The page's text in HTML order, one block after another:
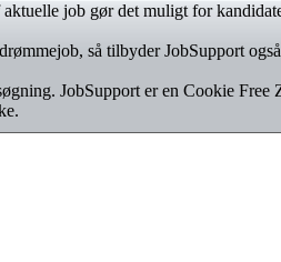
job gør det muligt for
så tilbyder JobSupport
JobSupport er en Cookie Free